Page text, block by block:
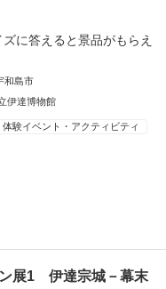
に答えると景品がもらえ
和島市
伊達博物館
体験イベント・アクティビティ
展1 伊達宗城－幕末